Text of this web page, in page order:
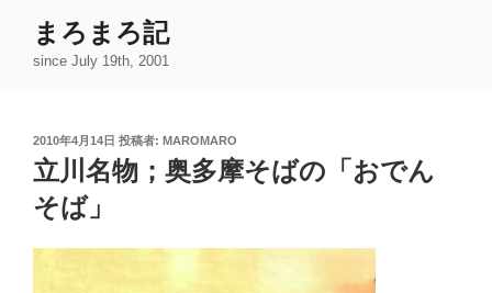
まろまろ記
since July 19th, 2001
投
稿
日:
2010年4月14日 投稿者: MAROMARO
立川名物；奥多摩そばの「おでん
そば」